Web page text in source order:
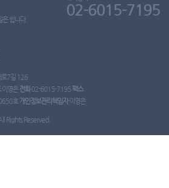
쉽니다.
02-6015-7195
로7길 126
이영은 전화02-6015-7195팩스
호 개인정보관리책임자이영은
Reserved.